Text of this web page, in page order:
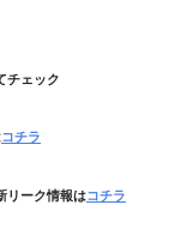
チェック
コチラ
リーク情報はコチラ